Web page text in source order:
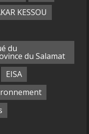
KESSOU
du
du Salamat
EISA